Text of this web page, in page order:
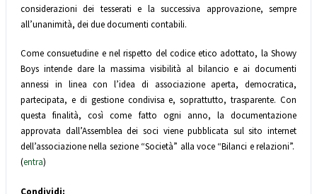
considerazioni dei tesserati e la successiva approvazione, sempre
all’unanimità, dei due documenti contabili.
Come consuetudine e nel rispetto del codice etico adottato, la Showy
Boys intende dare la massima visibilità al bilancio e ai documenti
annessi in linea con l’idea di associazione aperta, democratica,
partecipata, e di gestione condivisa e, soprattutto, trasparente. Con
questa finalità, così come fatto ogni anno, la documentazione
approvata dall’Assemblea dei soci viene pubblicata sul sito internet
dell’associazione nella sezione “Società” alla voce “Bilanci e relazioni”.
(entra)
Condividi: